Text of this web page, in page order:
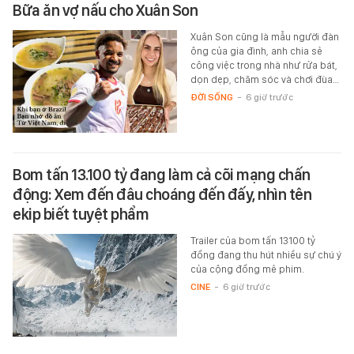
Bữa ăn vợ nấu cho Xuân Son
Xuân Son cũng là mẫu người đàn
ông của gia đình, anh chia sẻ
công việc trong nhà như rửa bát,
dọn dẹp, chăm sóc và chơi đùa…
ĐỜI SỐNG - 6 giờ trước
Bom tấn 13.100 tỷ đang làm cả cõi mạng chấn
động: Xem đến đâu choáng đến đấy, nhìn tên
ekip biết tuyệt phẩm
Trailer của bom tấn 13100 tỷ
đồng đang thu hút nhiều sự chú ý
của cộng đồng mê phim.
CINE - 6 giờ trước